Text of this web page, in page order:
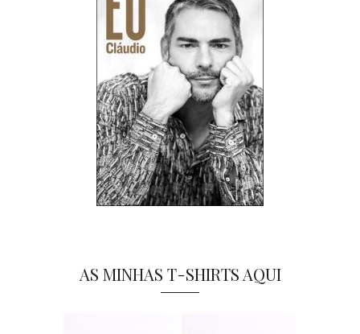
AS MINHAS T-SHIRTS AQUI